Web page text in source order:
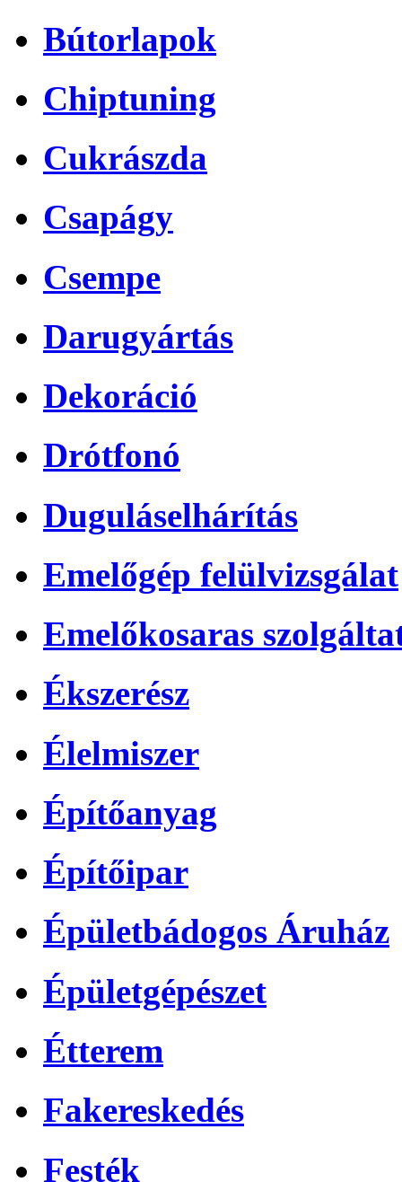
Bútorlapok
Chiptuning
Cukrászda
Csapágy
Csempe
Darugyártás
Dekoráció
Drótfonó
Duguláselhárítás
Emelőgép felülvizsgálat
Emelőkosaras
Ékszerész
Élelmiszer
Építőanyag
Építőipar
Épületbádogos Áruház
Épületgépészet
Étterem
Fakereskedés
Festék